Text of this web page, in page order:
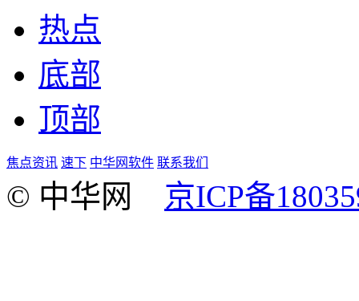
热点
底部
顶部
焦点资讯 速下 中华网软件 联系我们
© 中华网 京ICP备